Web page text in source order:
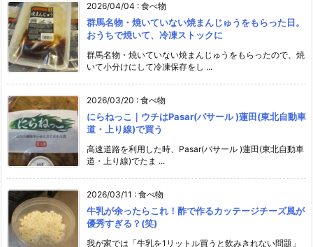
2026/04/04 : 食べ物
群馬名物・焼いていない焼まんじゅうをもらった日。
おうちで焼いて、冷凍ストックに
群馬名物・焼いていない焼まんじゅうをもらったので、焼
いて小分けにして冷凍保存をし ...
2026/03/20 : 食べ物
にらねっこ｜ウチはPasar(パサール )蓮田(東北自動車
道・上り線)で買う
高速道路を利用した時、Pasar(パサール )蓮田(東北自動車
道・上り線)でたま ...
2026/03/11 : 食べ物
牛乳が余ったらこれ！酢で作るカッテージチーズ風が
優秀すぎる？(笑)
我が家では「牛乳を1リットル買うと飲みきれない問題」